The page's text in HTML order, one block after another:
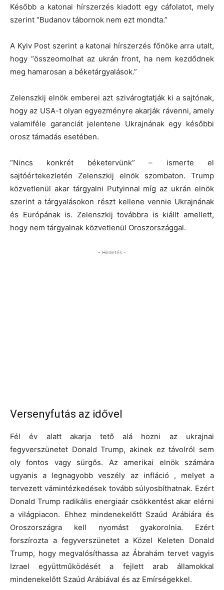
Később a katonai hírszerzés kiadott egy cáfolatot, mely
szerint “Budanov tábornok nem ezt mondta.”
A Kyiv Post szerint a katonai hírszerzés főnöke arra utalt,
hogy “összeomolhat az ukrán front, ha nem kezdődnek
meg hamarosan a béketárgyalások.”
Zelenszkij elnök emberei azt szivárogtatják ki a sajtónak,
hogy az USA-t olyan egyezményre akarják rávenni, amely
valamiféle garanciát jelentene Ukrajnának egy későbbi
orosz támadás esetében.
“Nincs konkrét béketervünk” – ismerte el
sajtóértekezletén Zelenszkij elnök szombaton. Trump
közvetlenül akar tárgyalni Putyinnal míg az ukrán elnök
szerint a tárgyalásokon részt kellene vennie Ukrajnának
és Európának is. Zelenszkij továbbra is kiállt amellett,
hogy nem tárgyalnak közvetlenül Oroszországgal.
- Hirdetés -
Versenyfutás az idővel
Fél év alatt akarja tető alá hozni az ukrajnai
fegyverszünetet Donald Trump, akinek ez távolról sem
oly fontos vagy sürgős. Az amerikai elnök számára
ugyanis a legnagyobb veszély az infláció , melyet a
tervezett vámintézkedések tovább súlyosbíthatnak. Ezért
Donald Trump radikális energiaár csökkentést akar elérni
a világpiacon. Ehhez mindenekelőtt Szaúd Arábiára és
Oroszországra kell nyomást gyakorolnia. Ezért
forszírozta a fegyverszünetet a Közel Keleten Donald
Trump, hogy megvalósíthassa az Ábrahám tervet vagyis
Izrael együttműködését a fejlett arab államokkal
mindenekelőtt Szaúd Arábiával és az Emírségekkel.